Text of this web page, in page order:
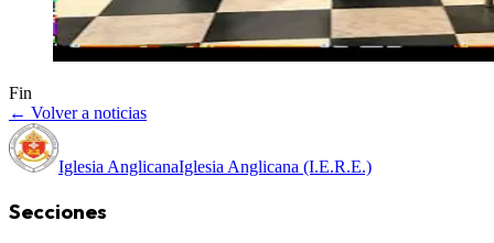
Fin
← Volver a noticias
Iglesia AnglicanaIglesia Anglicana (I.E.R.E.)
Secciones